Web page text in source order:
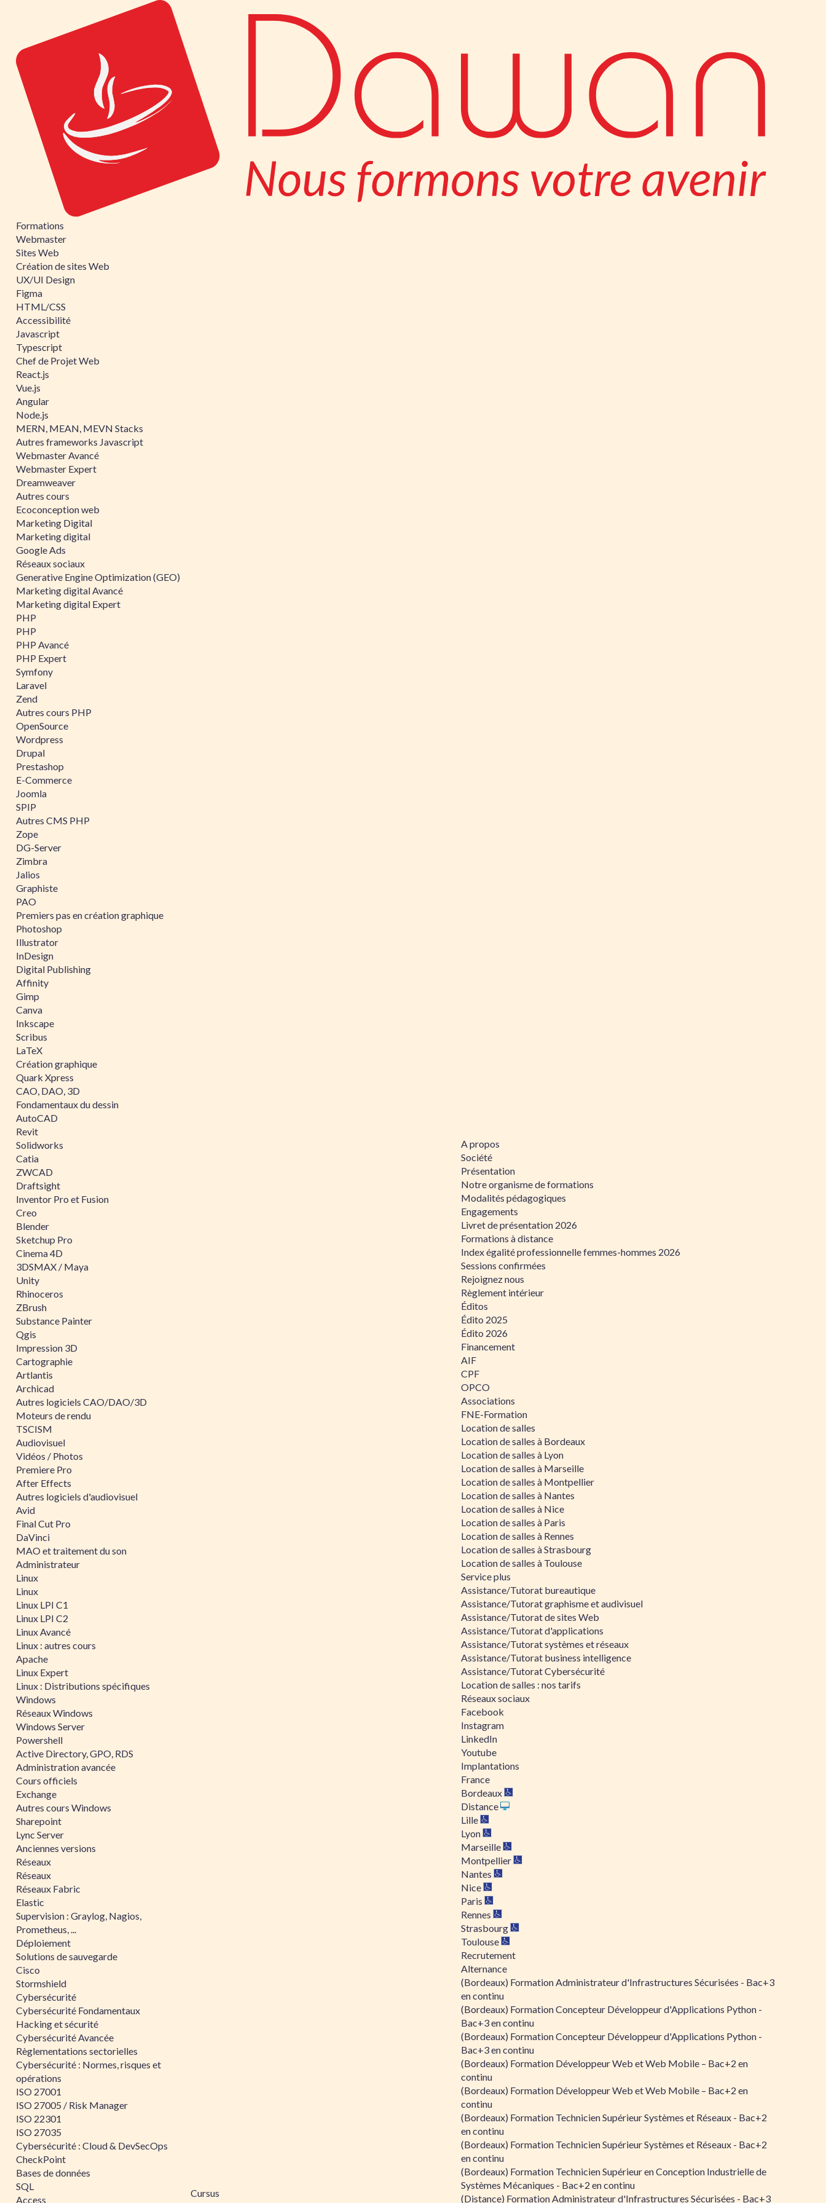
Formations
Webmaster
Sites Web
Création de sites Web
UX/UI Design
Figma
HTML/CSS
Accessibilité
Javascript
Typescript
Chef de Projet Web
React.js
Vue.js
Angular
Node.js
MERN, MEAN, MEVN Stacks
Autres frameworks Javascript
Webmaster Avancé
Webmaster Expert
Dreamweaver
Autres cours
Ecoconception web
Marketing Digital
Marketing digital
Google Ads
Réseaux sociaux
Generative Engine Optimization (GEO)
Marketing digital Avancé
Marketing digital Expert
PHP
PHP
PHP Avancé
PHP Expert
Symfony
Laravel
Zend
Autres cours PHP
OpenSource
Wordpress
Drupal
Prestashop
E-Commerce
Joomla
SPIP
Autres CMS PHP
Zope
DG-Server
Zimbra
Jalios
Graphiste
PAO
Premiers pas en création graphique
Photoshop
Illustrator
InDesign
Digital Publishing
Affinity
Gimp
Canva
Inkscape
Scribus
LaTeX
Création graphique
Quark Xpress
CAO, DAO, 3D
Fondamentaux du dessin
AutoCAD
Revit
Solidworks
Catia
ZWCAD
Draftsight
Inventor Pro et Fusion
Creo
Blender
Sketchup Pro
Cinema 4D
3DSMAX / Maya
Unity
Rhinoceros
ZBrush
Substance Painter
Qgis
Impression 3D
Cartographie
Artlantis
Archicad
Autres logiciels CAO/DAO/3D
Moteurs de rendu
TSCISM
Audiovisuel
Vidéos / Photos
Premiere Pro
After Effects
Autres logiciels d'audiovisuel
Avid
Final Cut Pro
DaVinci
MAO et traitement du son
Administrateur
Linux
Linux
Linux LPI C1
Linux LPI C2
Linux Avancé
Linux : autres cours
Apache
Linux Expert
Linux : Distributions spécifiques
Windows
Réseaux Windows
Windows Server
Powershell
Active Directory, GPO, RDS
Administration avancée
Cours officiels
Exchange
Autres cours Windows
Sharepoint
Lync Server
Anciennes versions
Réseaux
Réseaux
Réseaux Fabric
Elastic
Supervision : Graylog, Nagios,
Prometheus, ...
Déploiement
Solutions de sauvegarde
Cisco
Stormshield
Cybersécurité
Cybersécurité Fondamentaux
Hacking et sécurité
Cybersécurité Avancée
Règlementations sectorielles
Cybersécurité : Normes, risques et
opérations
ISO 27001
ISO 27005 / Risk Manager
ISO 22301
ISO 27035
Cybersécurité : Cloud & DevSecOps
CheckPoint
Bases de données
SQL
Access
Cursus
A propos
Société
Présentation
Notre organisme de formations
Modalités pédagogiques
Engagements
Livret de présentation 2026
Formations à distance
Index égalité professionnelle femmes-hommes 2026
Sessions confirmées
Rejoignez nous
Règlement intérieur
Éditos
Édito 2025
Édito 2026
Financement
AIF
CPF
OPCO
Associations
FNE-Formation
Location de salles
Location de salles à Bordeaux
Location de salles à Lyon
Location de salles à Marseille
Location de salles à Montpellier
Location de salles à Nantes
Location de salles à Nice
Location de salles à Paris
Location de salles à Rennes
Location de salles à Strasbourg
Location de salles à Toulouse
Service plus
Assistance/Tutorat bureautique
Assistance/Tutorat graphisme et audivisuel
Assistance/Tutorat de sites Web
Assistance/Tutorat d'applications
Assistance/Tutorat systèmes et réseaux
Assistance/Tutorat business intelligence
Assistance/Tutorat Cybersécurité
Location de salles : nos tarifs
Réseaux sociaux
Facebook
Instagram
LinkedIn
Youtube
Implantations
France
Bordeaux
Distance
Lille
Lyon
Marseille
Montpellier
Nantes
Nice
Paris
Rennes
Strasbourg
Toulouse
Recrutement
Alternance
(Bordeaux) Formation Administrateur d'Infrastructures Sécurisées - Bac+3
en continu
(Bordeaux) Formation Concepteur Développeur d'Applications Python -
Bac+3 en continu
(Bordeaux) Formation Concepteur Développeur d'Applications Python -
Bac+3 en continu
(Bordeaux) Formation Développeur Web et Web Mobile – Bac+2 en
continu
(Bordeaux) Formation Développeur Web et Web Mobile – Bac+2 en
continu
(Bordeaux) Formation Technicien Supérieur Systèmes et Réseaux - Bac+2
en continu
(Bordeaux) Formation Technicien Supérieur Systèmes et Réseaux - Bac+2
en continu
(Bordeaux) Formation Technicien Supérieur en Conception Industrielle de
Systèmes Mécaniques - Bac+2 en continu
(Distance) Formation Administrateur d'Infrastructures Sécurisées - Bac+3